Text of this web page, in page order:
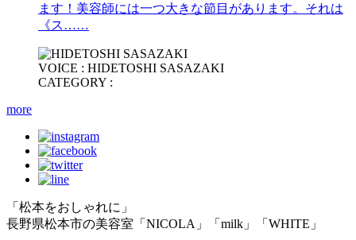
ます！美容師には一つ大きな節目があります。それは
《ス……
VOICE : HIDETOSHI SASAZAKI
CATEGORY :
more
「松本をおしゃれに」
長野県松本市の美容室「NICOLA」「milk」「WHITE」